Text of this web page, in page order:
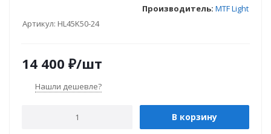
Артикул: HL45K50-24
Производитель: MTF Light
14 400 ₽/шт
Нашли дешевле?
В корзину